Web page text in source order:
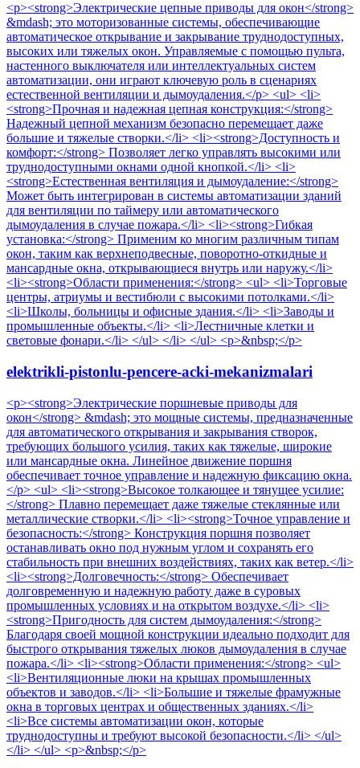
<p><strong>Электрические цепные приводы для окон</strong>
&mdash; это моторизованные системы, обеспечивающие
автоматическое открывание и закрывание труднодоступных,
высоких или тяжелых окон. Управляемые с помощью пульта,
настенного выключателя или интеллектуальных систем
автоматизации, они играют ключевую роль в сценариях
естественной вентиляции и дымоудаления.</p> <ul> <li>
<strong>Прочная и надежная цепная конструкция:</strong>
Надежный цепной механизм безопасно перемещает даже
большие и тяжелые створки.</li> <li><strong>Доступность и
комфорт:</strong> Позволяет легко управлять высокими или
труднодоступными окнами одной кнопкой.</li> <li>
<strong>Естественная вентиляция и дымоудаление:</strong>
Может быть интегрирован в системы автоматизации зданий
для вентиляции по таймеру или автоматического
дымоудаления в случае пожара.</li> <li><strong>Гибкая
установка:</strong> Применим ко многим различным типам
окон, таким как верхнеподвесные, поворотно-откидные и
мансардные окна, открывающиеся внутрь или наружу.</li>
<li><strong>Области применения:</strong> <ul> <li>Торговые
центры, атриумы и вестибюли с высокими потолками.</li>
<li>Школы, больницы и офисные здания.</li> <li>Заводы и
промышленные объекты.</li> <li>Лестничные клетки и
световые фонари.</li> </ul> </li> </ul> <p>&nbsp;</p>
elektrikli-pistonlu-pencere-acki-mekanizmalari
<p><strong>Электрические поршневые приводы для
окон</strong> &mdash; это мощные системы, предназначенные
для автоматического открывания и закрывания створок,
требующих большого усилия, таких как тяжелые, широкие
или мансардные окна. Линейное движение поршня
обеспечивает точное управление и надежную фиксацию окна.
</p> <ul> <li><strong>Высокое толкающее и тянущее усилие:
</strong> Плавно перемещает даже тяжелые стеклянные или
металлические створки.</li> <li><strong>Точное управление и
безопасность:</strong> Конструкция поршня позволяет
останавливать окно под нужным углом и сохранять его
стабильность при внешних воздействиях, таких как ветер.</li>
<li><strong>Долговечность:</strong> Обеспечивает
долговременную и надежную работу даже в суровых
промышленных условиях и на открытом воздухе.</li> <li>
<strong>Пригодность для систем дымоудаления:</strong>
Благодаря своей мощной конструкции идеально подходит для
быстрого открывания тяжелых люков дымоудаления в случае
пожара.</li> <li><strong>Области применения:</strong> <ul>
<li>Вентиляционные люки на крышах промышленных
объектов и заводов.</li> <li>Большие и тяжелые фрамужные
окна в торговых центрах и общественных зданиях.</li>
<li>Все системы автоматизации окон, которые
труднодоступны и требуют высокой безопасности.</li> </ul>
</li> </ul> <p>&nbsp;</p>